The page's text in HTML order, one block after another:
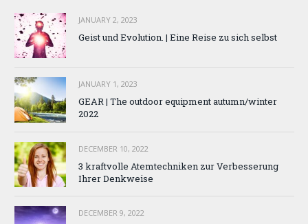
JANUARY 2, 2023
Geist und Evolution. | Eine Reise zu sich selbst
JANUARY 1, 2023
GEAR | The outdoor equipment autumn/winter
2022
DECEMBER 10, 2022
3 kraftvolle Atemtechniken zur Verbesserung
Ihrer Denkweise
DECEMBER 9, 2022